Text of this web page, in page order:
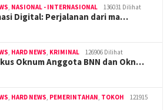
, NASIONAL - INTERNASIONAL 136031 Dilihat
Digital: Perjalanan dari ma…
, HARD NEWS, KRIMINAL 126906 Dilihat
Oknum Anggota BNN dan Okn…
, HARD NEWS, PEMERINTAHAN, TOKOH
121915